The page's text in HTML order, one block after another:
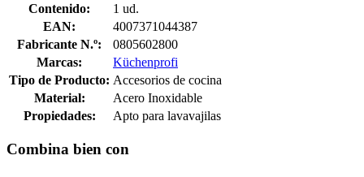
Contenido:
1 ud.
EAN:
4007371044387
Fabricante N.º:
0805602800
Marcas:
Küchenprofi
Tipo de Producto: Accesorios de cocina
Material:
Acero Inoxidable
Propiedades:
Apto para lavavajilas
Combina bien con